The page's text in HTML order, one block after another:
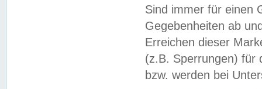
Sind immer für einen
Gegebenheiten ab
Erreichen dieser
(z.B. Sperrungen) für
bzw. werden bei